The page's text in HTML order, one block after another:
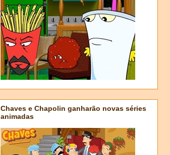
Chaves e Chapolin ganharão novas séries
animadas